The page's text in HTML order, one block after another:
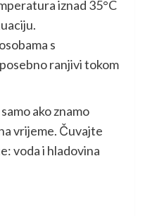
iznad 35°C
s
ranjivi tokom
ako znamo
vrijeme. Čuvajte
voda i hladovina